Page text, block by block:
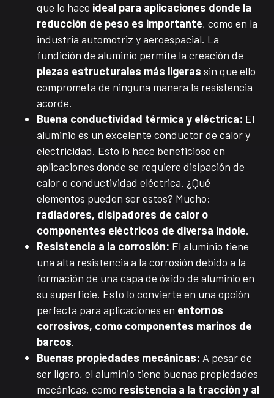
que lo hace ideal para aplicaciones donde la
reducción de peso es importante, como en la
industria automotriz y aeroespacial. La
fundición de aluminio permite la creación de
piezas estructurales más ligeras sin que ello
comprometa de ninguna manera la resistencia
acorde.
Buena conductividad térmica y eléctrica: El
aluminio es un excelente conductor de calor y
electricidad. Esto lo hace beneficioso en
aplicaciones donde se requiere disipación de
calor o conductividad eléctrica. ¿Qué
elementos pueden ser estos? Mucho:
radiadores, disipadores de calor o
componentes eléctricos de diversa índole.
Resistencia a la corrosión: El aluminio tiene
una alta resistencia a la corrosión debido a la
formación de una capa de óxido de aluminio en
su superficie. Esto lo convierte en una opción
perfecta para aplicaciones en entornos
corrosivos, como componentes marinos de
barcos.
Buenas propiedades mecánicas: A pesar de
ser ligero, el aluminio tiene buenas propiedades
mecánicas, como resistencia a la tracción y al